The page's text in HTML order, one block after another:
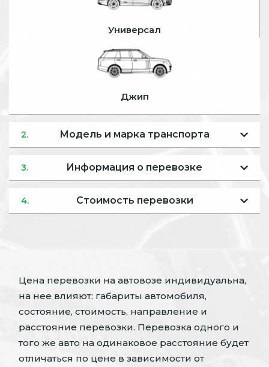
Универсал
Джип
2. Модель и марка транспорта
3. Информация о перевозке
4. Стоимость перевозки
Цена перевозки на автовозе индивидуальна,
на нее влияют: габариты автомобиля,
состояние, стоимость, направление и
расстояние перевозки. Перевозка одного и
того же авто на одинаковое расстояние будет
отличаться по цене в зависимости от